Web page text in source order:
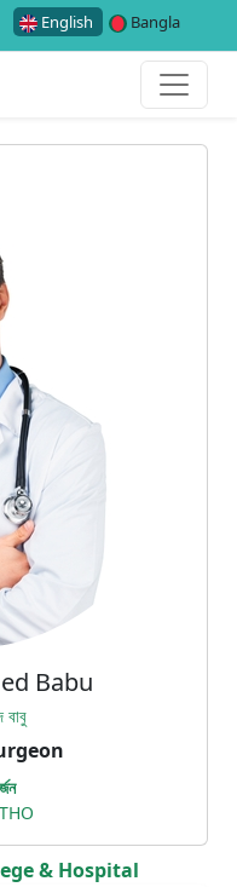
English Bangla
Babu
& Hospital